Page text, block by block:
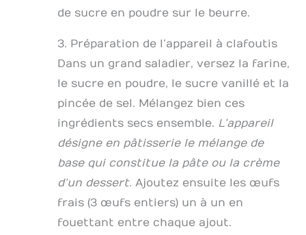
de sucre en poudre sur le beurre.
3. Préparation de l’appareil à clafoutis
Dans un grand saladier, versez la farine,
le sucre en poudre, le sucre vanillé et la
pincée de sel. Mélangez bien ces
ingrédients secs ensemble. L’appareil
désigne en pâtisserie le mélange de
base qui constitue la pâte ou la crème
d’un dessert. Ajoutez ensuite les œufs
frais (3 œufs entiers) un à un en
fouettant entre chaque ajout.